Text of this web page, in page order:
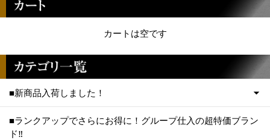
カートは空です
■新商品入荷しました！
■ランクアップでさらにお得に！グループ仕入の超特価ブラン
ド‼